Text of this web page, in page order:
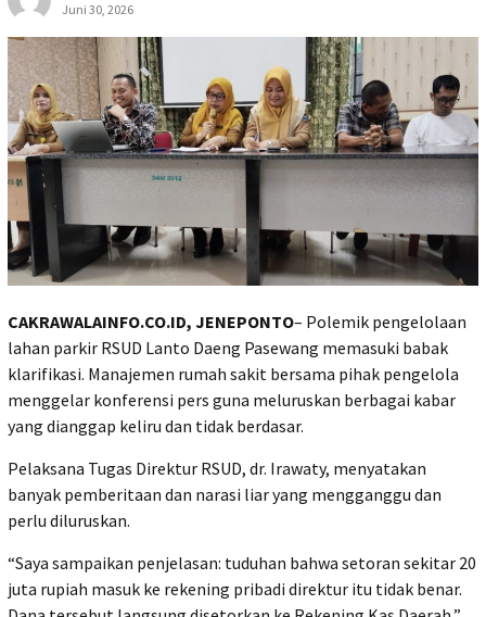
Juni 30, 2026
CAKRAWALAINFO.CO.ID, JENEPONTO– Polemik pengelolaan
lahan parkir RSUD Lanto Daeng Pasewang memasuki babak
klarifikasi. Manajemen rumah sakit bersama pihak pengelola
menggelar konferensi pers guna meluruskan berbagai kabar
yang dianggap keliru dan tidak berdasar.
Pelaksana Tugas Direktur RSUD, dr. Irawaty, menyatakan
banyak pemberitaan dan narasi liar yang mengganggu dan
perlu diluruskan.
“Saya sampaikan penjelasan: tuduhan bahwa setoran sekitar 20
juta rupiah masuk ke rekening pribadi direktur itu tidak benar.